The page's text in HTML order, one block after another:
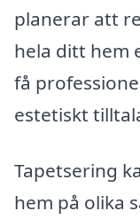
planerar att
hela ditt hem
få
estetiskt
Tapetsering
hem på olika